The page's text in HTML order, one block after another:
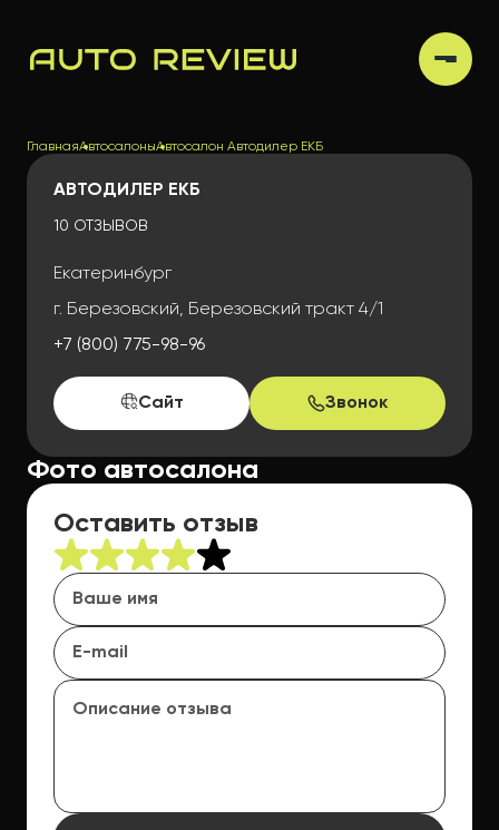
ГлавнаяАвтосалоныАвтосалон Автодилер ЕКБ
АВТОДИЛЕР ЕКБ
10 ОТЗЫВОВ
Екатеринбург
г. Березовский, Березовский тракт 4/1
+7 (800) 775-98-96
Сайт Звонок
Фото автосалона
Оставить отзыв